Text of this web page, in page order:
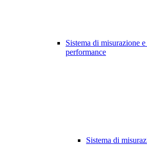
Sistema di misurazione
performance
Sistema di